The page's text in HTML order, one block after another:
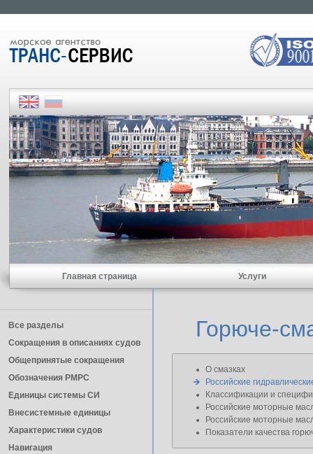
Главная страница Услуги
Все разделы
Сокращения в описаниях судов
Общепринятые сокращения
Обозначения РМРС
Единицы cистемы СИ
Внесистемные единицы
Характеристики судов
Навигация
Горюче-
О смазках
Российские
Классификации и
Российские моторные
Российские моторные
Показатели качества